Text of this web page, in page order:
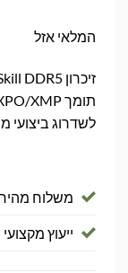
המלאי אזל
לשדרוג
משלוח
ייעוץ